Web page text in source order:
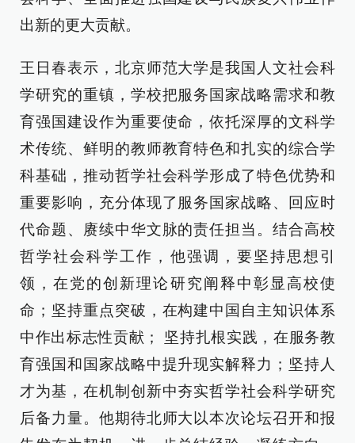
出新的更大贡献。
王日春表示，北京师范大学是我国人文社会科
学研究的重镇，学校把服务国家战略需求和教
育强国建设作为重要使命，依托深厚的文科学
术传统、鲜明的教师教育特色和扎实的综合学
科基础，推动哲学社会科学形成了特色优势和
重要影响，充分体现了服务国家战略、回应时
代命题、赓续中华文脉的责任担当。结合高校
哲学社会科学工作，他强调，要坚持思想引
领，在党的创新理论研究阐释中彰显高校使
命；坚持重点突破，在构建中国自主知识体系
中作出标志性贡献； 坚持扎根实践，在服务教
育强国和国家战略中提升现实解释力；坚持人
才为基，在机制创新中夯实哲学社会科学研究
后备力量。他期待北师大以本次论坛召开和报